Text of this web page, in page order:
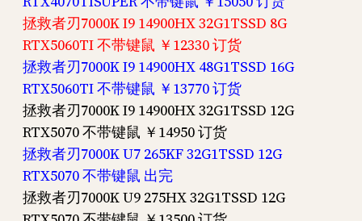
拯救者刃7000K I9 14900HX 32G1TSSD 8G
RTX5060TI 不带键鼠 ￥12330 订货
拯救者刃7000K I9 14900HX 48G1TSSD 16G
RTX5060TI 不带键鼠 ￥13770 订货
拯救者刃7000K I9 14900HX 32G1TSSD 12G
RTX5070 不带键鼠 ￥14950 订货
拯救者刃7000K U7 265KF 32G1TSSD 12G
RTX5070 不带键鼠 出完
拯救者刃7000K U9 275HX 32G1TSSD 12G